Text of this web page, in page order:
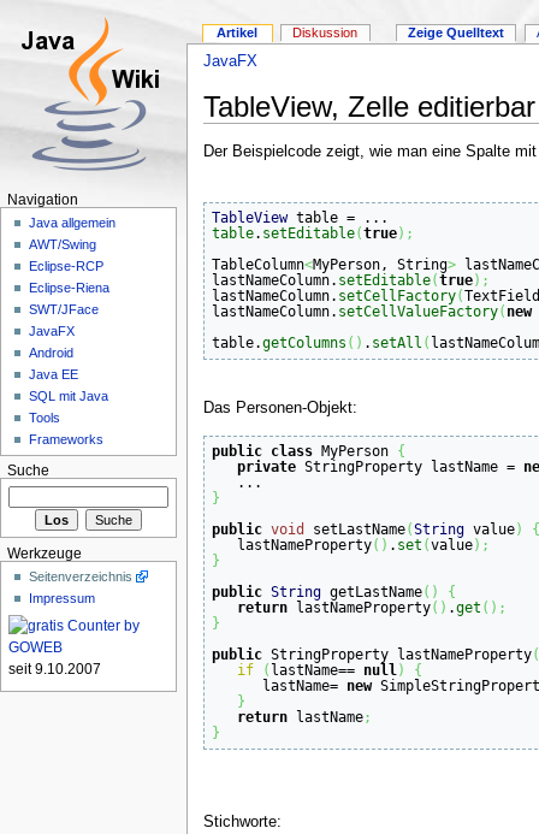
JavaFX
TableView, Zelle
Der Beispielcode zeigt, wie man eine Spalte
TableView
table. setEditable(true) ;
TableColumn<MyPerson, String>
lastNameColumn. setEditable(true) ;
lastNameColumn. setCellFactory(
lastNameColumn. setCellValueFactory( new
table.getColumns ( ) . setAll (
Das Personen-Objekt:
public class MyPerson {
private StringProperty lastName =
}
public void setLastName(String value)
{
   lastNameProperty
( ) . set (value) ;
}
public String getLastName( )
{
return lastNameProperty( ) .get ( ) ;
}
public StringProperty lastNameProperty(
if
( lastName== null)
{
      lastName=
new
}
return lastName;
}
Stichworte:
Artikel Diskussion Zeige Quelltext
Navigation
Java allgemein
AWT/Swing
Eclipse-RCP
Eclipse-Riena
SWT/JFace
JavaFX
Android
Java EE
SQL mit Java
Tools
Frameworks
Suche
Werkzeuge
Seitenverzeichnis
Impressum
seit 9.10.2007